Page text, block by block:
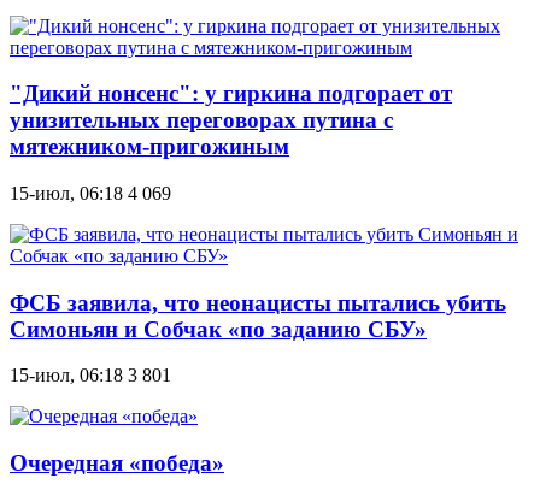
"Дикий нонсенс": у гиркина подгорает от
унизительных переговорах путина с
мятежником-пригожиным
15-июл, 06:18 4 069
ФСБ заявила, что неонацисты пытались убить
Симоньян и Собчак «по заданию СБУ»
15-июл, 06:18 3 801
Очередная «победа»